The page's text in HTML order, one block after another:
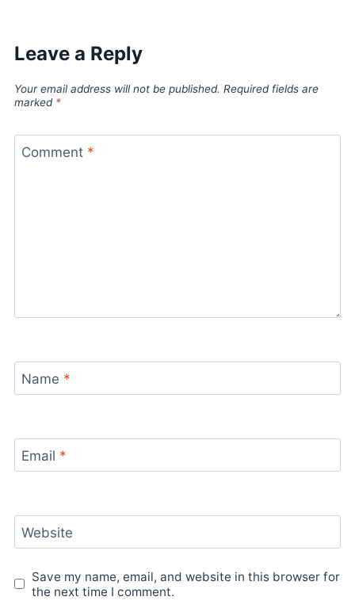
Leave a Reply
Your email address will not be published. Required fields are
marked *
Comment *
Name *
Email *
Website
Save my name, email, and website in this browser for
the next time I comment.